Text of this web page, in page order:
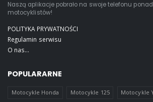
Naszą aplikacje pobrało na swoje telefonu
motocyklistów!
POLITYKA PRYWATNOŚCI
Regulamin serwisu
O nas...
POPULARARNE
Motocykle Honda Motocykle 125 Motocykle